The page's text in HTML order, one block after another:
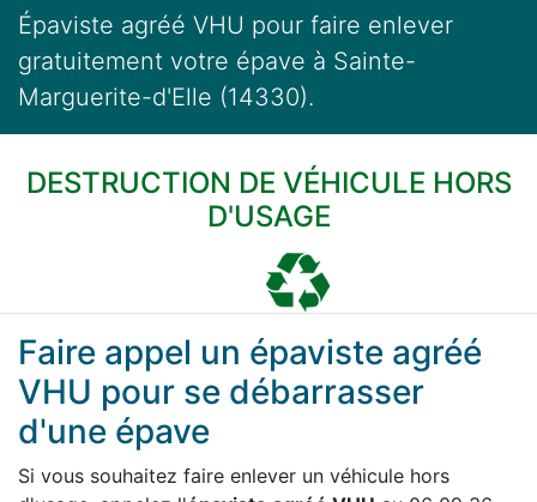
Épaviste agréé VHU pour faire enlever
gratuitement votre épave à Sainte-
Marguerite-d'Elle (14330).
DESTRUCTION DE VÉHICULE HORS
D'USAGE
Faire appel un épaviste agréé
VHU pour se débarrasser
d'une épave
Si vous souhaitez faire enlever un véhicule hors